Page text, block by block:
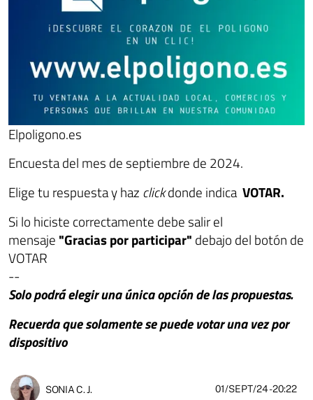
Elpoligono.es
Encuesta del mes de septiembre de 2024.
Elige tu respuesta y haz clickdonde indica VOTAR.
Si lo hiciste correctamente debe salir el
mensaje "Gracias por participar" debajo del botón de
VOTAR
--
Solo podrá elegir una única opción de las propuestas.
Recuerda que solamente se puede votar una vez por
dispositivo
SONIA C. J. 01/SEPT/24- 20:22